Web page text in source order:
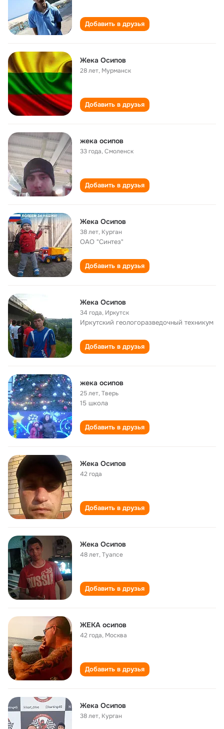
Добавить в друзья
Жека Осипов
28 лет, Мурманск
Добавить в друзья
жека осипов
33 года,Смоленск
Добавить в друзья
Жека Осипов
38 лет, Курган
ОАО "Синтез"
Добавить в друзья
Жека Осипов
34 года, Иркутск
Иркутский геологоразведочный техникум
Добавить в друзья
жека осипов
25 лет,Тверь
15 школа
Добавить в друзья
Жека Осипов
42 года
Добавить в друзья
Жека Осипов
48 лет,Туапсе
Добавить в друзья
ЖЕКА осипов
42 года, Москва
Добавить в друзья
Жека Осипов
38 лет, Курган